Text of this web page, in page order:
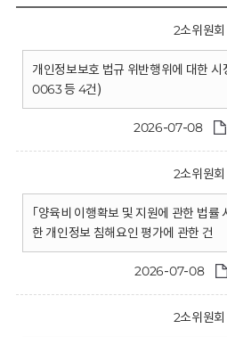
2소위원회
개인정보보호 법규 위반행위에 대한
0063 등 4건)
2026-07-08
2소위원회
｢양육비 이행확보 및 지원에 관한 법률
한 개인정보 침해요인 평가에 관한 건
2026-07-08
2소위원회